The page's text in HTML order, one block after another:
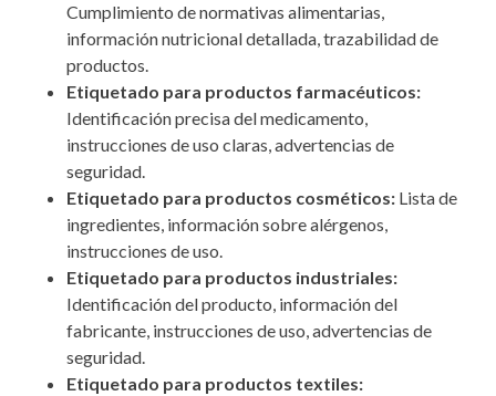
Cumplimiento de normativas alimentarias,
información nutricional detallada, trazabilidad de
productos.
Etiquetado para productos farmacéuticos:
Identificación precisa del medicamento,
instrucciones de uso claras, advertencias de
seguridad.
Etiquetado para productos cosméticos: Lista de
ingredientes, información sobre alérgenos,
instrucciones de uso.
Etiquetado para productos industriales:
Identificación del producto, información del
fabricante, instrucciones de uso, advertencias de
seguridad.
Etiquetado para productos textiles: